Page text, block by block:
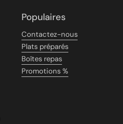
Populaires
Contactez-nous
Plats préparés
Boîtes repas
Promotions %